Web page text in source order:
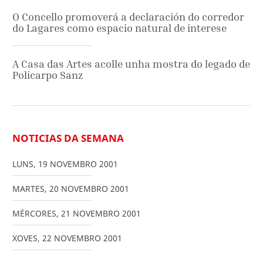
O Concello promoverá a declaración do corredor
do Lagares como espacio natural de interese
A Casa das Artes acolle unha mostra do legado de
Policarpo Sanz
NOTICIAS DA SEMANA
LUNS, 19 NOVEMBRO 2001
MARTES, 20 NOVEMBRO 2001
MÉRCORES, 21 NOVEMBRO 2001
XOVES, 22 NOVEMBRO 2001